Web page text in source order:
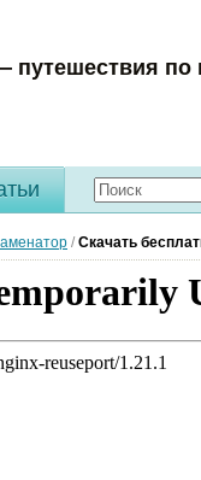
путешествия по
/ Скачать